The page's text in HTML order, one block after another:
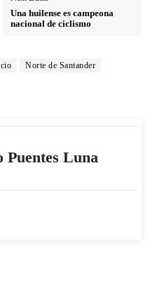
Una huilense es campeona
nacional de ciclismo
Norte de Santander
Puentes Luna